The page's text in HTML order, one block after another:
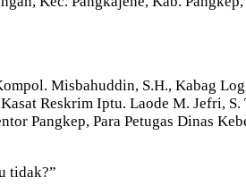
Misbahuddin, S.H., Kabag Log
Reskrim Iptu. Laode M. Jefri, S.
Pangkep, Para Petugas Dinas
tidak?”